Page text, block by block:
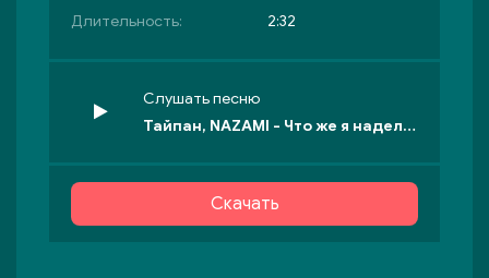
Длительность:
2:32
Слушать песню
Тайпан, NAZAMI - Что же я наделала
Скачать